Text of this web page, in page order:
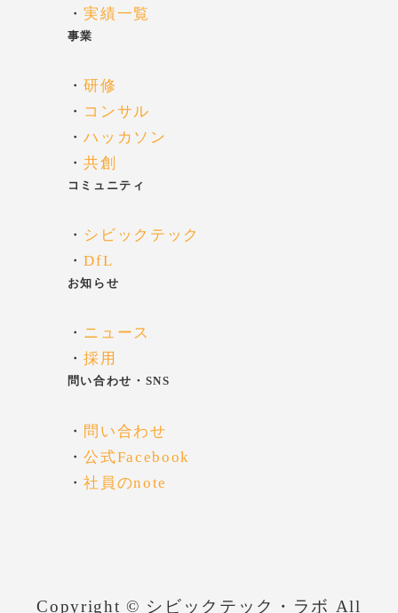
・実績一覧
事業
・研修
・ コンサル
・ハッカソン
・共創
コミュニティ
・ シビックテック
・DfL
お知らせ
・ ニュース
・採用
問い合わせ・SNS
・ 問い合わせ
・公式Facebook
・社員のnote
Copyright © シビックテック・ラボ All